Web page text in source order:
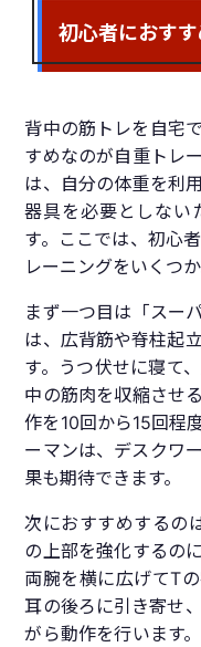
初心者におす
背中の筋トレを自宅
すめなのが自重トレ
は、自分の体重を利
器具を必要としない
す。ここでは、初心
レーニングをいくつか
まず一つ目は「スー
は、広背筋や脊柱起
す。うつ伏せに寝て
中の筋肉を収縮させ
作を10回から15回程
ーマンは、デスクワ
果も期待できます。
次におすすめするの
の上部を強化するの
両腕を横に広げてT
耳の後ろに引き寄せ
がら動作を行います